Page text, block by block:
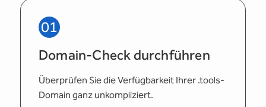
01
Domain-Check durchführen
Überprüfen Sie die Verfügbarkeit Ihrer .tools-
Domain ganz unkompliziert.